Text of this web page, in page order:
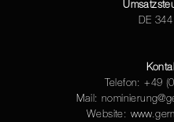
DE
Telefon:+49
Mail:
Website: